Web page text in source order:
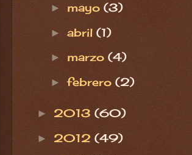
► mayo(3)
►abril(1)
► marzo(4)
►febrero(2)
► 2013 (60)
► 2012 (49)